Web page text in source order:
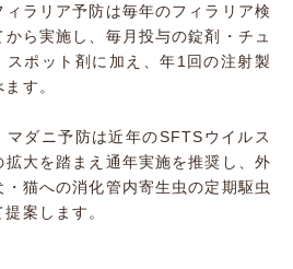
ラリア予防は毎年のフィラリア検
から実施し、毎月投与の錠剤・チュ
スポット剤に加え、年1回の注射製
す。
ダニ予防は近年のSFTSウイルス
拡大を踏まえ通年実施を推奨し、外
・猫への消化管内寄生虫の定期駆虫
案します。